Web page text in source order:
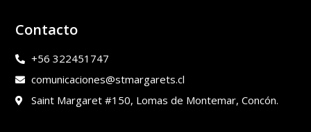
Contacto
+56 322451747
comunicaciones@stmargarets.cl
Saint Margaret #150, Lomas de Montemar, Concón.